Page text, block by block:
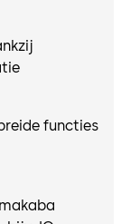
functies